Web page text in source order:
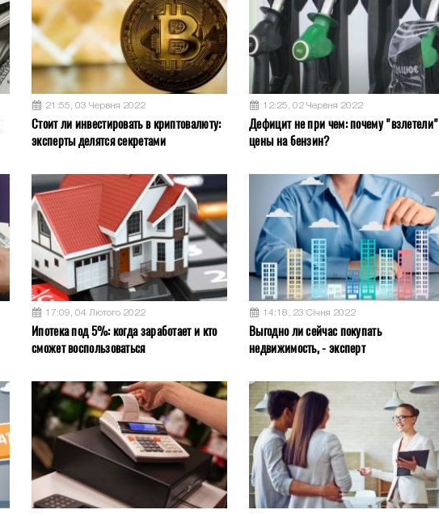
21:55, 03 Червня 2022
Стоит ли инвестировать в криптовалюту:
эксперты делятся секретами
12:25, 02 Червня 2022
Дефицит не при чем: почему "взлетели"
цены на бензин?
17:09, 04 Лютого 2022
Ипотека под 5%: когда заработает и кто
сможет воспользоваться
14:18, 23 Січня 2022
Выгодно ли сейчас покупать
недвижимость, - эксперт